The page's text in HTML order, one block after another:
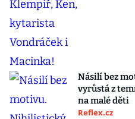
Násilí bez
vyrůstá z
na malé děti
Reflex.cz